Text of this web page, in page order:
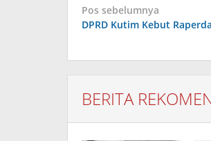
Navigasi
pos
Pos sebelumnya
DPRD Kutim Kebut
BERITA